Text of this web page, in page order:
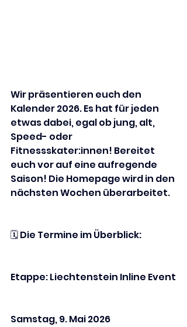
Wir präsentieren euch den
Kalender 2026. Es hat für jeden
etwas dabei, egal ob jung, alt,
Speed- oder
Fitnessskater:innen! Bereitet
euch vor auf eine aufregende
Saison! Die Homepage wird in den
nächsten Wochen überarbeitet.
🗓️ Die Termine im Überblick:
Etappe: Liechtenstein Inline Event
Samstag, 9. Mai 2026